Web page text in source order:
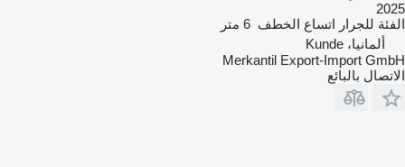
2025
الفئة للجرار اتساع الخطف 6 متر
ألمانيا، Kunde
Merkantil Export-Import GmbH
الاتصال بالبائع